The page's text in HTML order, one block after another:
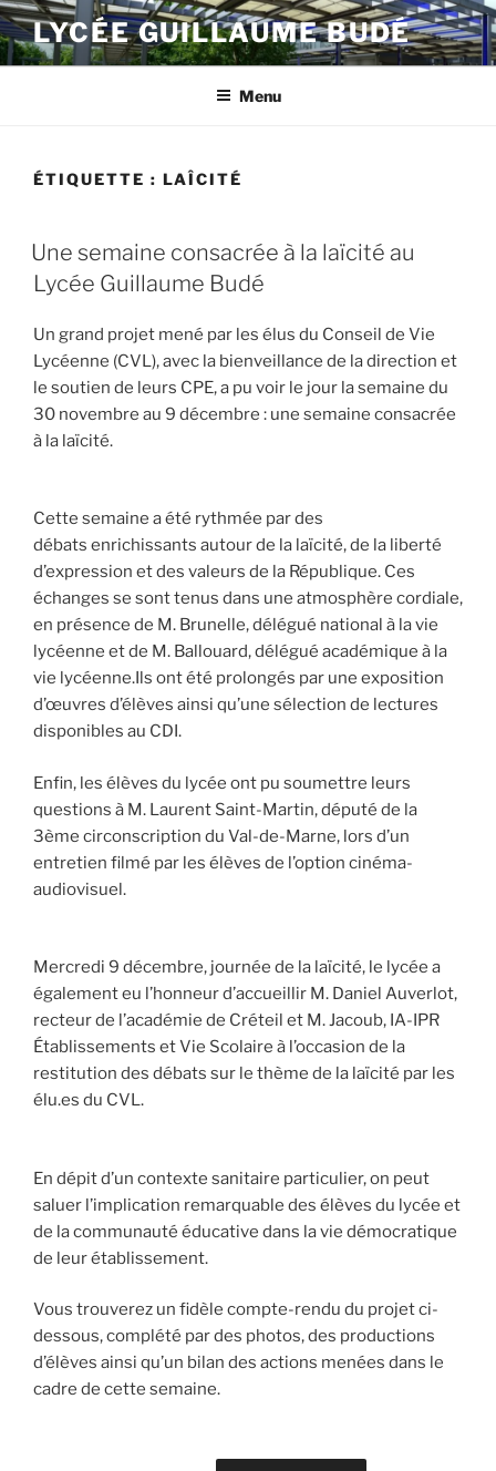
Aller
au
contenu
LYCÉE GUILLAUME BUDÉ
Menu
ÉTIQUETTE : LAÎCITÉ
PUBLIÉ
LE
Une semaine consacrée à la laïcité au
Lycée Guillaume Budé
​​​​​​​​​​​​​​Un grand projet mené par les élus du Conseil de Vie
Lycéenne (CVL), avec la bienveillance de la direction et
le soutien de leurs CPE, a pu voir le jour la ​​​​​​​​​​​​​​​semaine du
30 novembre au 9 décembre : une semaine consacrée
à la laïcité. ​​​​​​​​​​​​​​​​​​​​​​​​​​​​​​​​​​​​​​​​​​​​​​​​​​​​​​​​​​​​
​​​​​​​​​​​​​​​​​​​​​​​​​​​​​​​​​​​​​​​​​​​​​​​​​​​​​​​​​​​​Cette semaine a été rythmée par des
débats enrichissants autour de la laïcité, de la liberté
d’expression et des valeurs de la République. Ces
échanges se sont tenus dans une atmosphère cordiale,
en présence de M. Brunelle, délégué national à la vie
lycéenne et de M. Ballouard, délégué académique à la
vie lycéenne.​​​​​​​​​​​​​​​​​​​​​​​​​​​​​​​​​​​​​​​​​​​​​​​​​​​​​​​​​​​Ils ont été prolongés par une exposition
d’œuvres d’élèves ainsi qu’une sélection de lectures
disponibles au CDI.
Enfin, les élèves du lycée ont pu soumettre leurs
questions à M. Laurent Saint-Martin, député de la
3ème circonscription du Val-de-Marne, lors d’un
entretien filmé par les élèves de l’option cinéma-
audiovisuel.
​​​​​​​​​​​​​​​​​​​​​​​​​​​​​​​​​​​​​​​​​​​​​​​​​​​​​​​​​​​​​​​​​​​​​​​​​​​​​​​​​​​​​​​​Mercredi 9 décembre, journée de la laïcité, le lycée a
également eu l’honneur d’accueillir M. Daniel Auverlot,
recteur de l’académie de Créteil et M. Jacoub, IA-IPR
Établissements et Vie Scolaire à l’occasion de la
restitution des débats sur le thème de la laïcité par les
élu.es du CVL.
En dépit d’un contexte sanitaire particulier, on peut
saluer l’implication remarquable des élèves du lycée et
de la communauté éducative dans la vie démocratique
de leur établissement.​
Vous trouverez un fidèle compte-rendu du projet ci-
dessous, complété par des photos, des productions
d’élèves ainsi qu’un bilan des actions menées dans le
cadre de cette semaine.